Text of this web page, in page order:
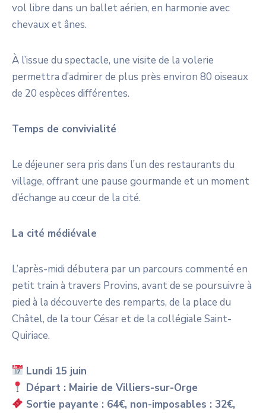
vol libre dans un ballet aérien, en harmonie avec
chevaux et ânes.
À l’issue du spectacle, une visite de la volerie
permettra d’admirer de plus près environ 80 oiseaux
de 20 espèces différentes.
Temps de convivialité
Le déjeuner sera pris dans l’un des restaurants du
village, offrant une pause gourmande et un moment
d’échange au cœur de la cité.
La cité médiévale
L’après-midi débutera par un parcours commenté en
petit train à travers Provins, avant de se poursuivre à
pied à la découverte des remparts, de la place du
Châtel, de la tour César et de la collégiale Saint-
Quiriace.
Lundi 15 juin
Départ : Mairie de Villiers-sur-Orge
Sortie payante : 64€, non-imposables : 32€,